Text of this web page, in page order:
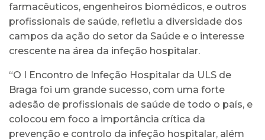
farmacêuticos, engenheiros biomédicos, e outros
profissionais de saúde, refletiu a diversidade dos
campos da ação do setor da Saúde e o interesse
crescente na área da infeção hospitalar.
“O I Encontro de Infeção Hospitalar da ULS de
Braga foi um grande sucesso, com uma forte
adesão de profissionais de saúde de todo o país, e
colocou em foco a importância crítica da
prevenção e controlo da infeção hospitalar, além